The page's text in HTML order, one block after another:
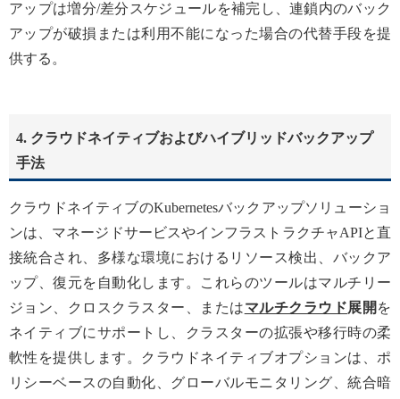
アップは増分/差分スケジュールを補完し、連鎖内のバック
アップが破損または利用不能になった場合の代替手段を提
供する。
4. クラウドネイティブおよびハイブリッドバックアップ
手法
クラウドネイティブのKubernetesバックアップソリューショ
ンは、マネージドサービスやインフラストラクチャAPIと直
接統合され、多様な環境におけるリソース検出、バックア
ップ、復元を自動化します。これらのツールはマルチリー
ジョン、クロスクラスター、またはマルチクラウド展開 を
ネイティブにサポートし、クラスターの拡張や移行時の柔
軟性を提供します。クラウドネイティブオプションは、ポ
リシーベースの自動化、グローバルモニタリング、統合暗